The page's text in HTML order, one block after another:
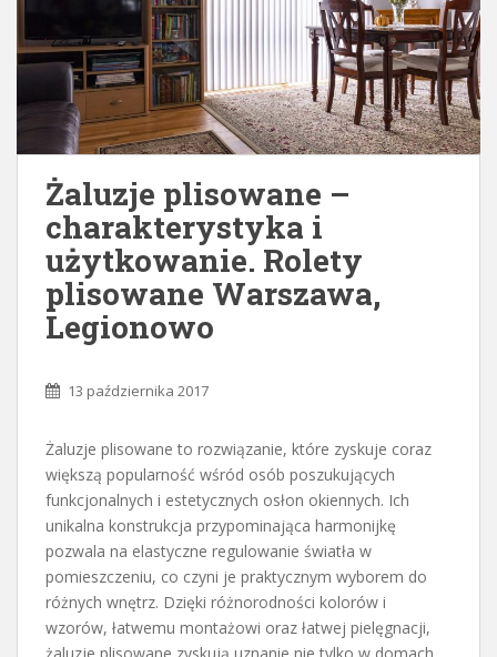
Żaluzje plisowane –
charakterystyka i
użytkowanie. Rolety
plisowane Warszawa,
Legionowo
13 października 2017
Żaluzje plisowane to rozwiązanie, które zyskuje coraz
większą popularność wśród osób poszukujących
funkcjonalnych i estetycznych osłon okiennych. Ich
unikalna konstrukcja przypominająca harmonijkę
pozwala na elastyczne regulowanie światła w
pomieszczeniu, co czyni je praktycznym wyborem do
różnych wnętrz. Dzięki różnorodności kolorów i
wzorów, łatwemu montażowi oraz łatwej pielęgnacji,